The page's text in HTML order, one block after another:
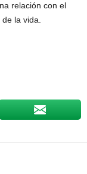
relación con el
la vida.